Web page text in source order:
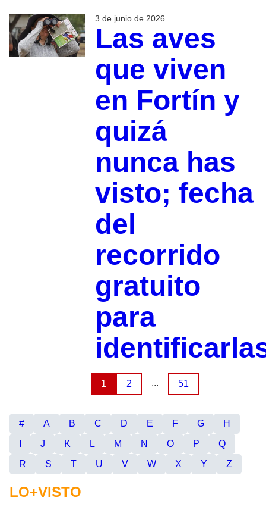
3 de junio de 2026
Las aves
que viven
en Fortín y
quizá
nunca has
visto; fecha
del
recorrido
gratuito
para
1 2 ... 51
# A B C D E F G
H
J K L M N O P
Q
R
S T U V W X Y Z
LO+VISTO